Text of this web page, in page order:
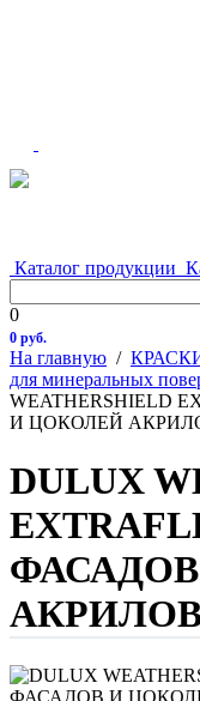
Каталог продукции
0
0 руб.
На главную /
для минеральных
WEATHERSHIELD
И ЦОКОЛЕЙ
DULUX